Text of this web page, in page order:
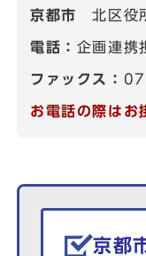
京都市北区役
電話： 企画連携
ファックス：
お電話の際はお
生活情報を
京都